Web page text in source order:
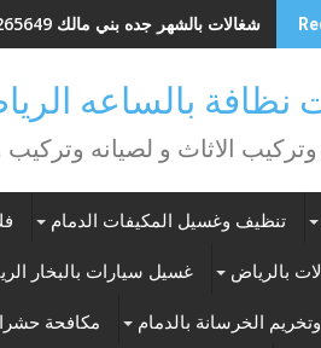
شغالات بالشهر جده بني مالك 0577265649
بالساعه الرياض 0579418735-
وتركيب الاثاث و لصيانه
تنظيف وغسيل المكيفات الدمام
بالرياض غسيل سيارات بالبخار
الخرسانة بالدمام مكافحة